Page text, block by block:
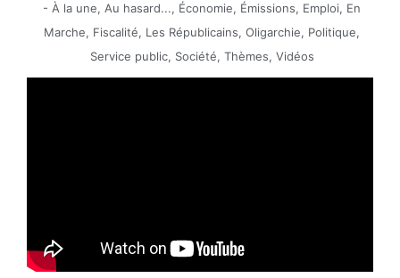
- À la une, Au hasard..., Économie, Émissions, Emploi, En
Marche, Fiscalité, Les Républicains, Oligarchie, Politique,
Service public, Société, Thèmes, Vidéos